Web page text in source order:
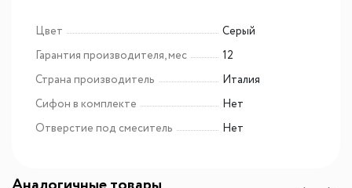
Цвет
Серый
Гарантия производителя, мес
12
Страна производитель
Италия
Сифон в комплекте
Нет
Отверстие под смеситель
Нет